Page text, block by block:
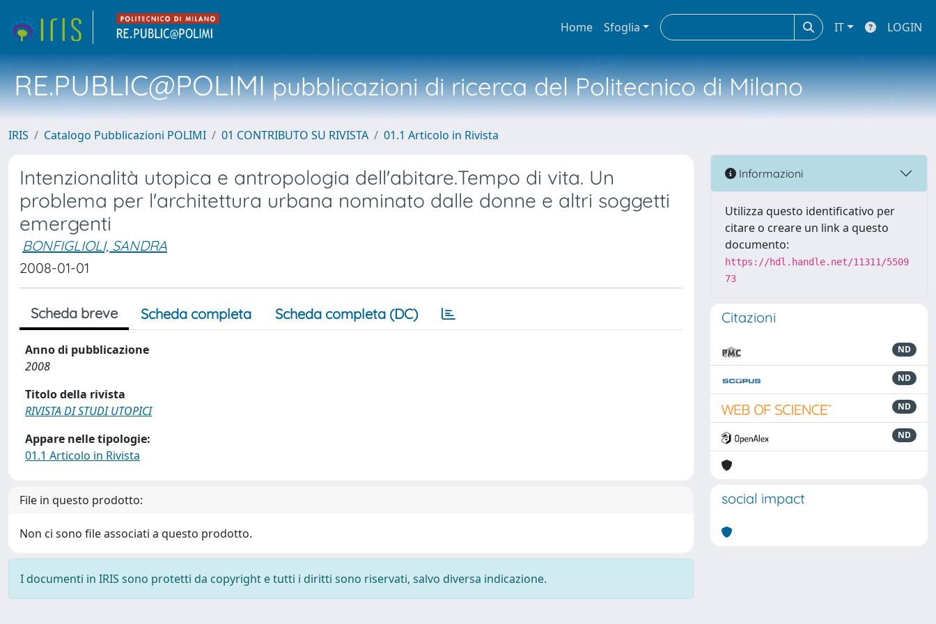
Home Sfoglia IT LOGIN
RE.PUBLIC@POLIMIpubblicazioni di ricerca del Politecnico di Milano
IRIS Catalogo Pubblicazioni POLIMI 01 CONTRIBUTO SU RIVISTA 01.1 Articolo in Rivista
Intenzionalità utopica e antropologia dell'abitare.Tempo di vita. Un
problema per l'architettura urbana nominato dalle donne e altri soggetti
emergenti
BONFIGLIOLI, SANDRA
2008-01-01
Scheda breve Scheda completa Scheda completa (DC)
Anno di pubblicazione
2008
Titolo della rivista
RIVISTA DI STUDI UTOPICI
Appare nelle tipologie:
01.1 Articolo in Rivista
File in questo prodotto:
Non ci sono file associati a questo prodotto.
I documenti in IRIS sono protetti da copyright e tutti i diritti sono riservati, salvo diversa indicazione.
Informazioni
Utilizza questo identificativo per
citare o creare un link a questo
documento:
https://hdl.handle.net/11311/5509
73
Citazioni
ND
ND
ND
ND
social impact